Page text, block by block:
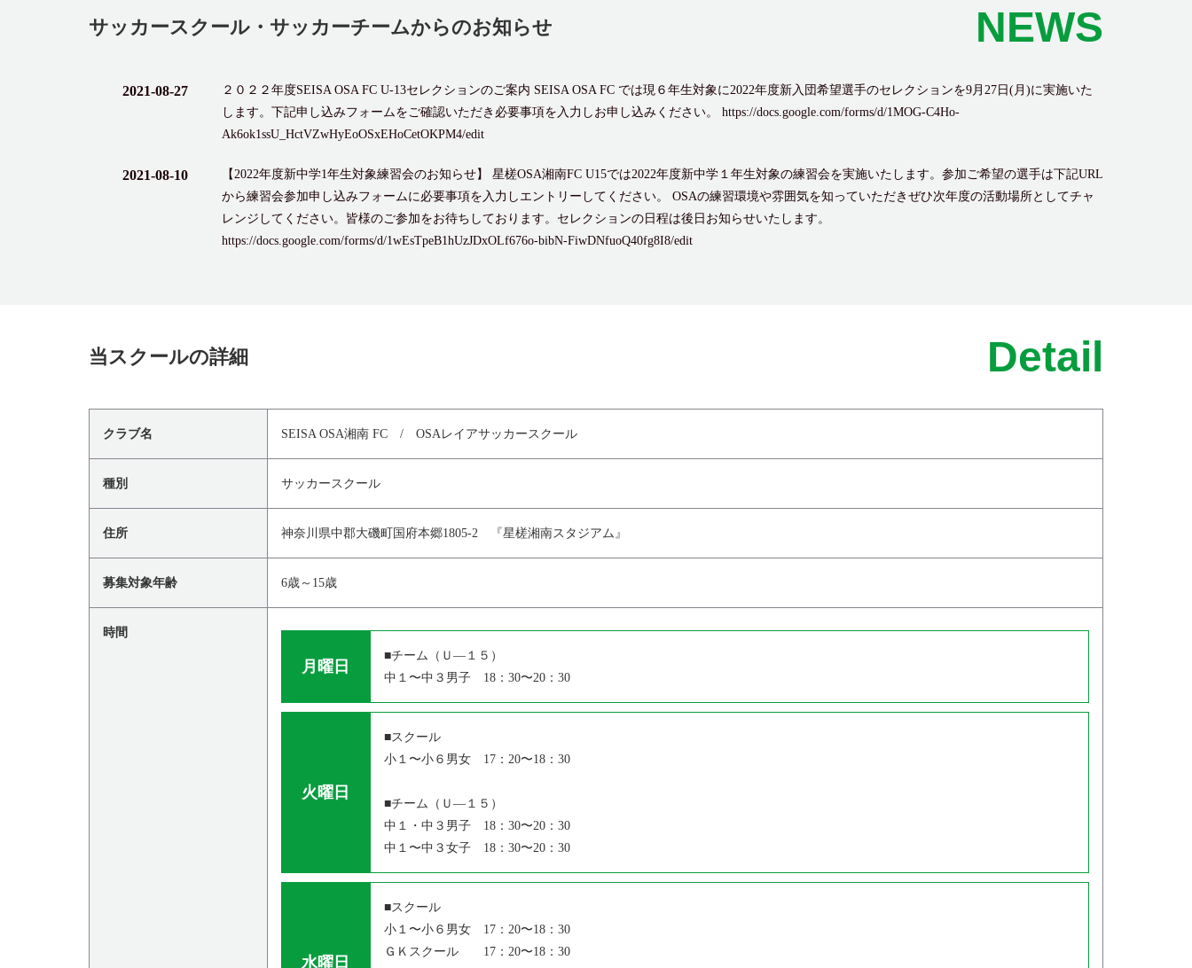
サッカースクール・サッカーチームからのお知らせ NEWS
2021-08-27
２０２２年度SEISA OSA FC U-13セレクションのご案内 SEISA OSA FC では現６年生対象に2022年度新入団希望選手のセレクションを9月27日(月)に実施いた
します。下記申し込みフォームをご確認いただき必要事項を入力しお申し込みください。 https://docs.google.com/forms/d/1MOG-C4Ho-
Ak6ok1ssU_HctVZwHyEoOSxEHoCetOKPM4/edit
2021-08-10
【2022年度新中学1年生対象練習会のお知らせ】 星槎OSA湘南FC U15では2022年度新中学１年生対象の練習会を実施いたします。参加ご希望の選手は下記URL
から練習会参加申し込みフォームに必要事項を入力しエントリーしてください。 OSAの練習環境や雰囲気を知っていただきぜひ次年度の活動場所としてチャ
レンジしてください。皆様のご参加をお待ちしております。セレクションの日程は後日お知らせいたします。
https://docs.google.com/forms/d/1wEsTpeB1hUzJDxOLf676o-bibN-FiwDNfuoQ40fg8I8/edit
当スクールの詳細 Detail
クラブ名 SEISA OSA湘南 FC / OSAレイアサッカースクール
種別 サッカースクール
住所 神奈川県中郡大磯町国府本郷1805-2 『星槎湘南スタジアム』
募集対象年齢 6歳～15歳
時間
月曜日
■チーム（Ｕ―１５）
中１〜中３男子 18：30〜20：30
火曜日
■スクール
小１〜小６男女 17：20〜18：30
■チーム（Ｕ―１５）
中１・中３男子 18：30〜20：30
中１〜中３女子 18：30〜20：30
水曜日
■スクール
小１〜小６男女 17：20〜18：30
ＧＫスクール 17：20〜18：30